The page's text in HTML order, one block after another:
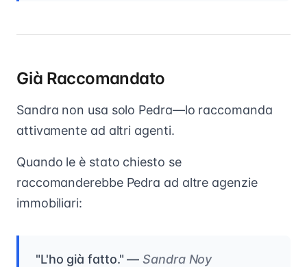
Già Raccomandato
Sandra non usa solo Pedra—lo raccomanda
attivamente ad altri agenti.
Quando le è stato chiesto se
raccomanderebbe Pedra ad altre agenzie
immobiliari:
"L'ho già fatto." —Sandra Noy